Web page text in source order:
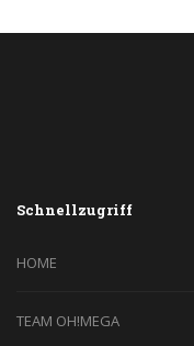
Schnellzugriff
HOME
TEAM OH!MEGA